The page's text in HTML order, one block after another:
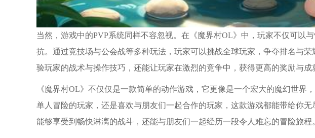
当然，游戏中的PVP系统同样不容忽视。在《魔界村OL》中，玩家不仅可以
抗。通过竞技场与公会战等多种玩法，玩家可以挑战全球玩家，争夺排名与
验玩家的战术与操作技巧，还能让玩家在激烈的竞争中，获得更高的奖励与成
《魔界村OL》不仅仅是一款简单的动作游戏，它更像是一个宏大的魔幻世界
单人冒险的玩家，还是喜欢与朋友们一起合作的玩家，这款游戏都能带给你
能够享受到畅快淋漓的战斗，还能与朋友们一起经历一段令人难忘的冒险旅程